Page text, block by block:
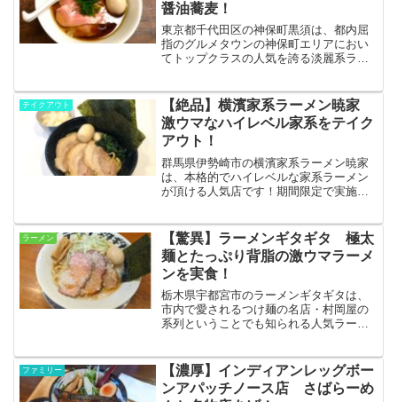
醤油蕎麦！
東京都千代田区の神保町黒須は、都内屈
指のグルメタウンの神保町エリアにおい
てトップクラスの人気を誇る淡麗系ラー
ンプルながらどこまでも深く、王者の貫
禄を持つ絶品でした☆
テイクアウト
【絶品】横濱家系ラーメン暁家
激ウマなハイレベル家系をテイク
アウト！
群馬県伊勢崎市の横濱家系ラーメン暁家
は、本格的でハイレベルな家系ラーメン
が頂ける人気店です！期間限定で実施さ
今回は自宅でライスと共に王道の楽しみ
方をしてみました！
ラーメン
【驚異】ラーメンギタギタ 極太
麺とたっぷり背脂の激ウマラーメ
ンを実食！
栃木県宇都宮市のラーメンギタギタは、
市内で愛されるつけ麺の名店・村岡屋の
系列ということでも知られる人気ラーメ
いし、その魅力を余すところなく堪能し
てきました！
ファミリー
【濃厚】インディアンレッグボー
ンアパッチノース店 さばらーめ